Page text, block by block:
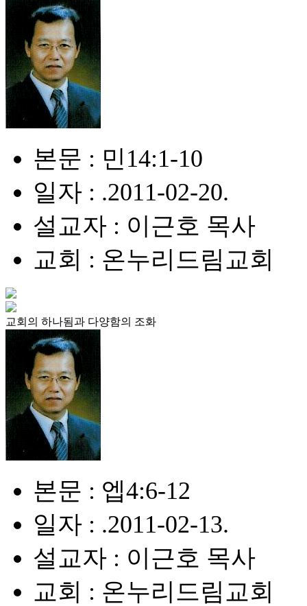
본문 : 민14:1-10
일자 : .2011-02-20.
설교자 : 이근호 목사
교회 : 온누리드림교회
교회의 하나됨과 다양함의 조화
본문 : 엡4:6-12
일자 : .2011-02-13.
설교자 : 이근호 목사
교회 : 온누리드림교회